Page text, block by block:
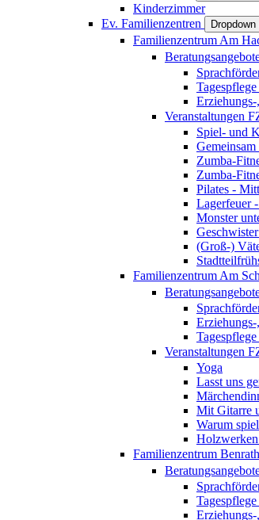
Kinderzimmer
Ev. Familienzentren
Familienzentrum Am
Veranstaltungen
Spiel- und
Zumba-
Zumba-
Pilates -
Lagerfeuer
Monster
(Groß-)
Familienzentrum Am
Veranstaltungen
Yoga
Lasst uns
Mit Gitarre
Warum
Familienzentrum Benrath